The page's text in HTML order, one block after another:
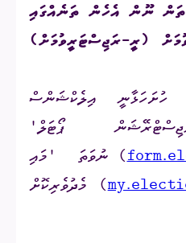
ތަން ނޫން އެހެން ތަނެއްގައި
(ރީ-ރަޖިސްޓަރީވުމަށް)
ހުށަހަޅާނީ އިލެކްޝަންސް
ޕޯޓަލް'
) ނުވަތަ 'މައި
) މެދުވެރިކޮށް